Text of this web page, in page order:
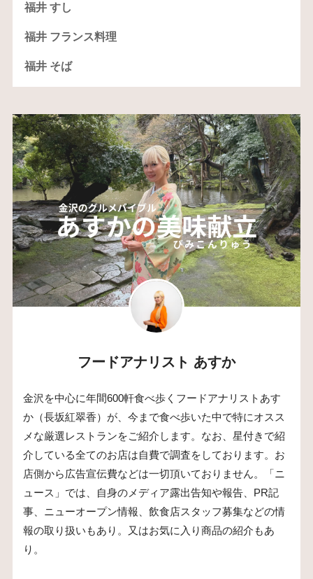
福井 すし
福井 フランス料理
福井 そば
フードアナリスト あすか
金沢を中心に年間600軒食べ歩くフードアナリストあす
か（長坂紅翠香）が、今まで食べ歩いた中で特にオスス
メな厳選レストランをご紹介します。なお、星付きで紹
介している全てのお店は自費で調査をしております。お
店側から広告宣伝費などは一切頂いておりません。「ニ
ュース」では、自身のメディア露出告知や報告、PR記
事、ニューオープン情報、飲食店スタッフ募集などの情
報の取り扱いもあり。又はお気に入り商品の紹介もあ
り。